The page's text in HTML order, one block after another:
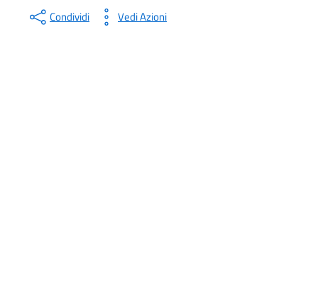
Condividi Vedi Azioni